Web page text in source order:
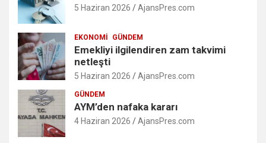
5 Haziran 2026 AjansPres.com
EKONOMI GÜNDEM
Emekliyi ilgilendiren zam takvimi
netleşti
5 Haziran 2026 AjansPres.com
GÜNDEM
AYM’den nafaka kararı
4 Haziran 2026 AjansPres.com